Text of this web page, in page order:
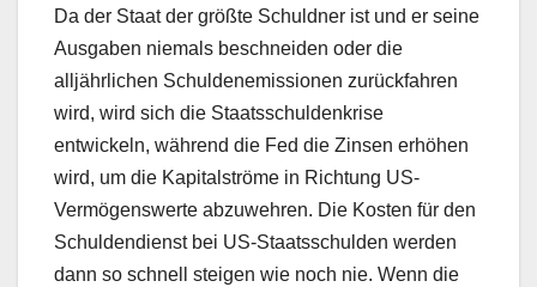
Da der Staat der größte Schuldner ist und er seine
Ausgaben niemals beschneiden oder die
alljährlichen Schuldenemissionen zurückfahren
wird, wird sich die Staatsschuldenkrise
entwickeln, während die Fed die Zinsen erhöhen
wird, um die Kapitalströme in Richtung US-
Vermögenswerte abzuwehren. Die Kosten für den
Schuldendienst bei US-Staatsschulden werden
dann so schnell steigen wie noch nie. Wenn die